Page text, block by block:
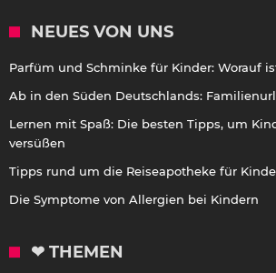
NEUES VON UNS
Parfüm und Schminke für Kinder: Worauf
Ab in den Süden Deutschlands:
Lernen mit Spaß: Die besten Tipps, um
versüßen
Tipps rund um die Reiseapotheke für
Die Symptome von Allergien bei Kindern
❤ THEMEN